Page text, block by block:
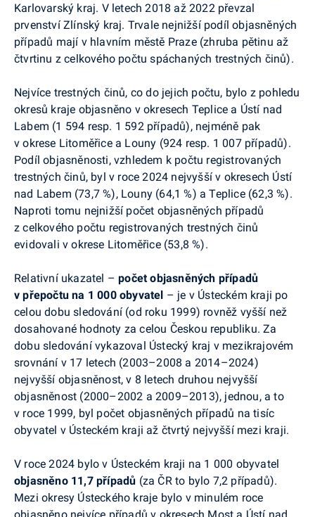
Karlovarský kraj. V letech 2018 až 2022 převzal
prvenství Zlínský kraj. Trvale nejnižší podíl objasněných
případů mají v hlavním městě Praze (zhruba pětinu až
čtvrtinu z celkového počtu spáchaných trestných činů).
Nejvíce trestných činů, co do jejich počtu, bylo z pohledu
okresů kraje objasněno v okresech Teplice a Ústí nad
Labem (1 594 resp. 1 592 případů), nejméně pak
v okrese Litoměřice a Louny (924 resp. 1 007 případů).
Podíl objasněnosti, vzhledem k počtu registrovaných
trestných činů, byl v roce 2024 nejvyšší v okresech Ústí
nad Labem (73,7 %), Louny (64,1 %) a Teplice (62,3 %).
Naproti tomu nejnižší počet objasněných případů
z celkového počtu registrovaných trestných činů
evidovali v okrese Litoměřice (53,8 %).
Relativní ukazatel –počet objasněných případů
v přepočtu na 1 000 obyvatel – je v Ústeckém kraji po
celou dobu sledování (od roku 1999) rovněž vyšší než
dosahované hodnoty za celou Českou republiku. Za
dobu sledování vykazoval Ústecký kraj v mezikrajovém
srovnání v 17 letech (2003–2008 a 2014–2024)
nejvyšší objasněnost, v 8 letech druhou nejvyšší
objasněnost (2000–2002 a 2009–2013), jednou, a to
v roce 1999, byl počet objasněných případů na tisíc
obyvatel v Ústeckém kraji až čtvrtý nejvyšší mezi kraji.
V roce 2024 bylo v Ústeckém kraji na 1 000 obyvatel
objasněno 11,7 případů (za ČR to bylo 7,2 případů).
Mezi okresy Ústeckého kraje bylo v minulém roce